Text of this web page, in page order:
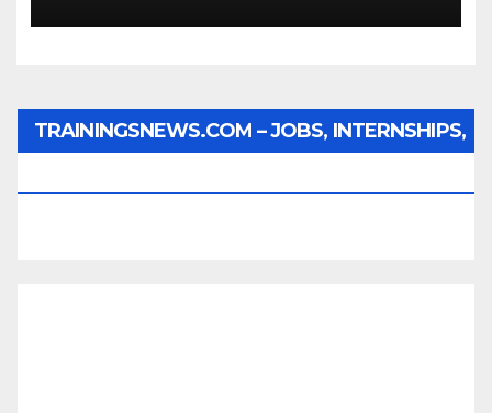
TRAININGSNEWS.COM – JOBS, INTERNSHIPS,